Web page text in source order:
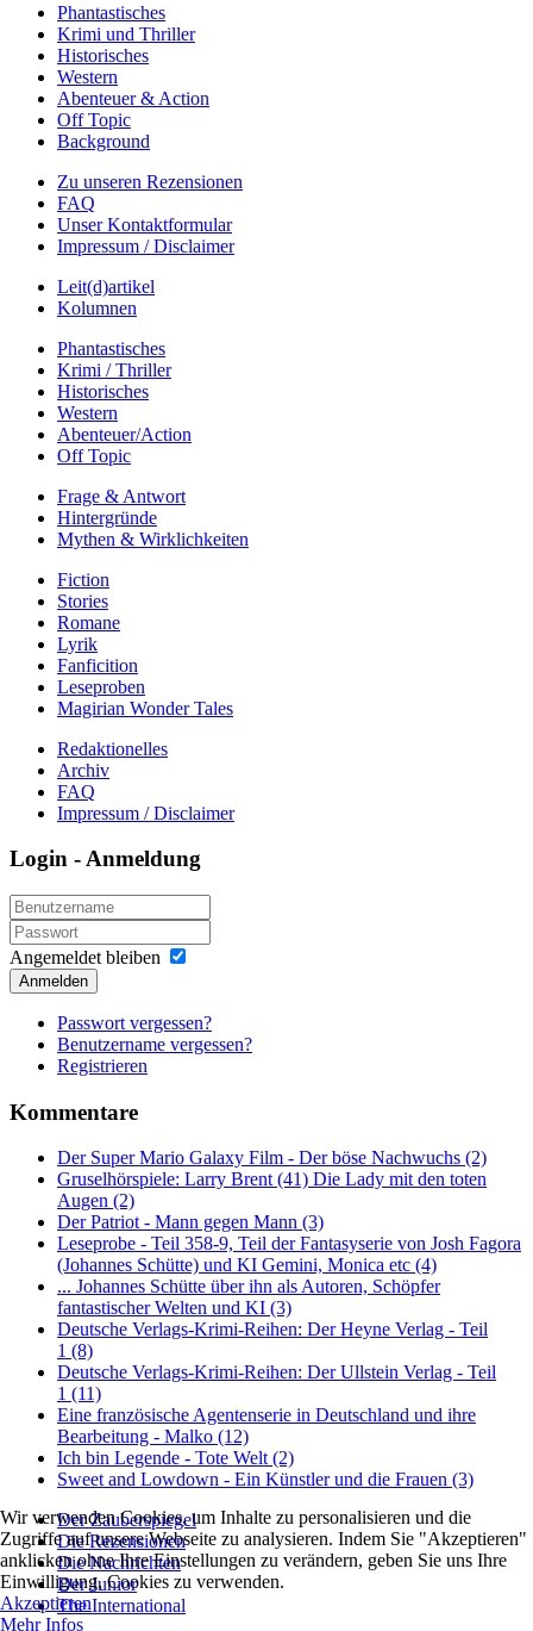
Phantastisches
Krimi und Thriller
Historisches
Western
Abenteuer & Action
Off Topic
Background
Zu unseren Rezensionen
FAQ
Unser Kontaktformular
Impressum / Disclaimer
Leit(d)artikel
Kolumnen
Phantastisches
Krimi / Thriller
Historisches
Western
Abenteuer/Action
Off Topic
Frage & Antwort
Hintergründe
Mythen & Wirklichkeiten
Fiction
Stories
Romane
Lyrik
Fanficition
Leseproben
Magirian Wonder Tales
Redaktionelles
Archiv
FAQ
Impressum / Disclaimer
Login - Anmeldung
Angemeldet bleiben
Anmelden
Passwort vergessen?
Benutzername vergessen?
Registrieren
Kommentare
Der Super Mario Galaxy Film - Der böse Nachwuchs (2)
Gruselhörspiele: Larry Brent (41) Die Lady mit den toten
Augen (2)
Der Patriot - Mann gegen Mann (3)
Leseprobe - Teil 358-9, Teil der Fantasyserie von Josh Fagora
(Johannes Schütte) und KI Gemini, Monica etc (4)
... Johannes Schütte über ihn als Autoren, Schöpfer
fantastischer Welten und KI (3)
Deutsche Verlags-Krimi-Reihen: Der Heyne Verlag - Teil
1 (8)
Deutsche Verlags-Krimi-Reihen: Der Ullstein Verlag - Teil
1 (11)
Eine französische Agentenserie in Deutschland und ihre
Bearbeitung - Malko (12)
Ich bin Legende - Tote Welt (2)
Sweet and Lowdown - Ein Künstler und die Frauen (3)
Der Zauberspiegel
Die Rezensionen
Die Nachrichten
Der Junior
The International
Wir verwenden Cookies, um Inhalte zu personalisieren und die
Zugriffe auf unsere Webseite zu analysieren. Indem Sie "Akzeptieren"
anklicken ohne Ihre Einstellungen zu verändern, geben Sie uns Ihre
Einwilligung, Cookies zu verwenden.
Akzeptieren
Mehr Infos